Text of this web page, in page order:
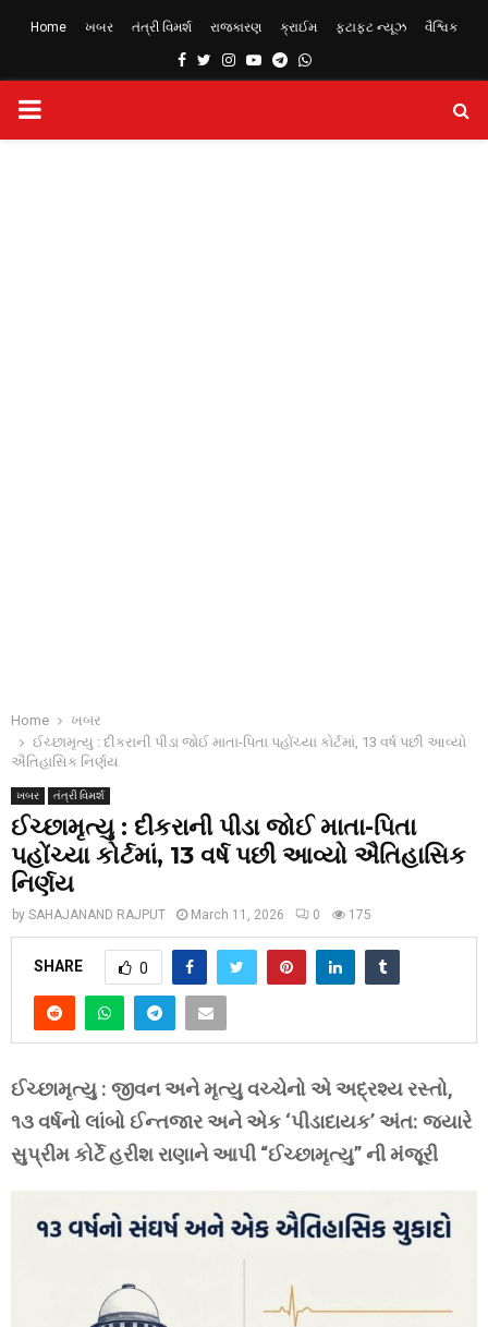
Home ખબર તંત્રી વિમર્શ રાજકારણ ક્રાઈમ ફટાફટ ન્યૂઝ વૈશ્વિક
Facebook
TwitterInstagram
YoutubeTelegram
Whatsapp
PRIMARY
Home
ખબર
ઈચ્છામૃત્યુ : દીકરાની પીડા જોઈ માતા-પિતા પહોંચ્યા કોર્ટમાં, 13 વર્ષ પછી આવ્યો
ઐતિહાસિક નિર્ણય
ખબર તંત્રી વિમર્શ
ઈચ્છામૃત્યુ : દીકરાની પીડા જોઈ માતા-પિતા
પહોંચ્યા કોર્ટમાં, 13 વર્ષ પછી આવ્યો ઐતિહાસિક
નિર્ણય
by SAHAJANAND RAJPUT March 11, 2026 0 175
SHARE 0
ઈચ્છામૃત્યુ : જીવન અને મૃત્યુ વચ્ચેનો એ અદ્રશ્ય રસ્તો,
૧૩ વર્ષનો લાંબો ઈન્તજાર અને એક ‘પીડાદાયક’ અંત: જ્યારે
સુપ્રીમ કોર્ટે હરીશ રાણાને આપી “ઈચ્છામૃત્યુ” ની મંજૂરી